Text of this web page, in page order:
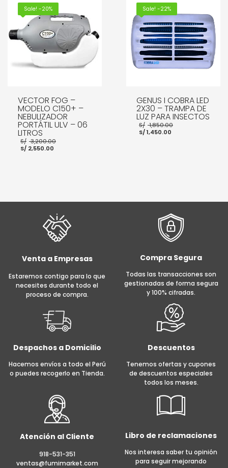
AÑADIR AL CARRITO
Sale! -20%
VECTOR FOG –
MODELO C150+ –
NEBULIZADOR
PORTÁTIL ULV – 06
LITROS
S/ 3,200.00
S/ 2,550.00
Sale! -22%
GENUS I COBRA LED
2X30 – TRAMPA DE
LUZ PARA INSECTOS
S/ 1,850.00
S/1,450.00
Venta a Empresas
Estaremos contigo para lo que
necesites durante todo el
proceso de compra.
Compra Segura
Todas las transacciones son
gestionadas de forma segura
y 100% cifradas.
Despachos a Domicilio
Hacemos envíos a todo el Perú
o puedes recogerlo en Tienda.
Descuentos
Tenemos ofertas y cupones
de descuentos especiales
todos los meses.
Atención al Cliente
918-531-351
ventas@fumimarket.com
Libro de reclamaciones
Nos interesa saber tu opinión
para seguir mejorando